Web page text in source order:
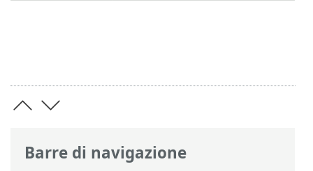
Barre di navigazione